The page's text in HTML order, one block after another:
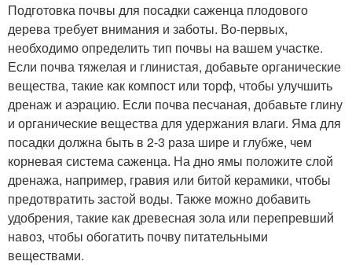
Подготовка почвы для посадки саженца плодового
дерева требует внимания и заботы. Во-первых,
необходимо определить тип почвы на вашем участке.
Если почва тяжелая и глинистая, добавьте органические
вещества, такие как компост или торф, чтобы улучшить
дренаж и аэрацию. Если почва песчаная, добавьте глину
и органические вещества для удержания влаги. Яма для
посадки должна быть в 2-3 раза шире и глубже, чем
корневая система саженца. На дно ямы положите слой
дренажа, например, гравия или битой керамики, чтобы
предотвратить застой воды. Также можно добавить
удобрения, такие как древесная зола или перепревший
навоз, чтобы обогатить почву питательными
веществами.